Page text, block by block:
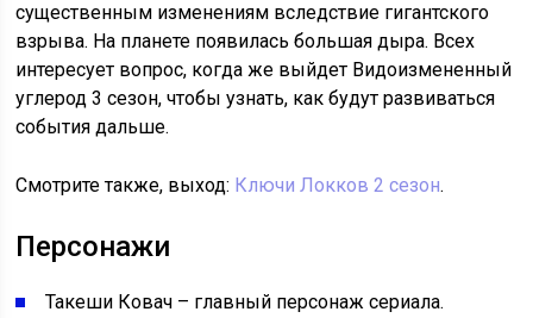
существенным изменениям вследствие гигантского
взрыва. На планете появилась большая дыра. Всех
интересует вопрос, когда же выйдет Видоизмененный
углерод 3 сезон, чтобы узнать, как будут развиваться
события дальше.
Смотрите также, выход: Ключи Локков 2 сезон.
Персонажи
Такеши Ковач – главный персонаж сериала.